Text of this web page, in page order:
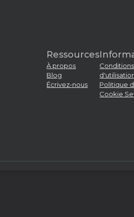
Ressources
À propos
Blog
Écrivez-nous
Politique
Cookie